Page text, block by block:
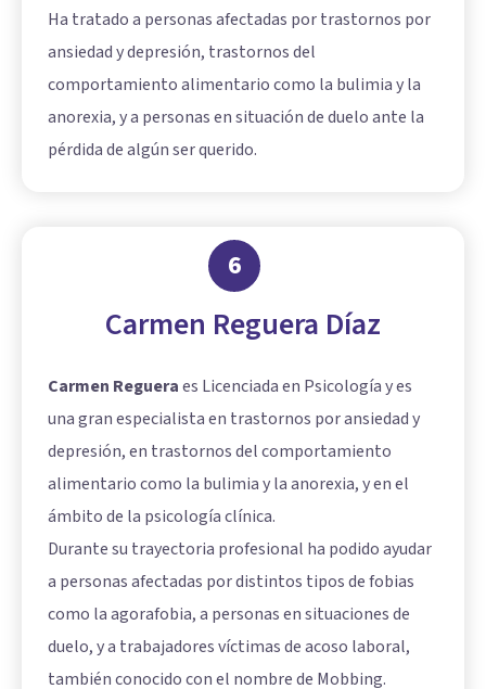
Ha tratado a personas afectadas por trastornos por
ansiedad y depresión, trastornos del
comportamiento alimentario como la bulimia y la
anorexia, y a personas en situación de duelo ante la
pérdida de algún ser querido.
6
Carmen Reguera Díaz
Carmen Regueraes Licenciada en Psicología y es
una gran especialista en trastornos por ansiedad y
depresión, en trastornos del comportamiento
alimentario como la bulimia y la anorexia, y en el
ámbito de la psicología clínica.
Durante su trayectoria profesional ha podido ayudar
a personas afectadas por distintos tipos de fobias
como la agorafobia, a personas en situaciones de
duelo, y a trabajadores víctimas de acoso laboral,
también conocido con el nombre de Mobbing.